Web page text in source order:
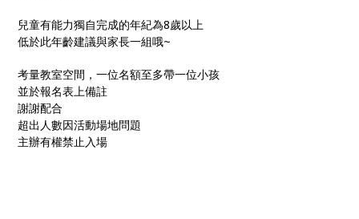
兒童有能力獨自完成的年紀為8歲以上
低於此年齡建議與家長一組哦~
考量教室空間，一位名額至多帶一位小孩
並於報名表上備註
謝謝配合
超出人數因活動場地問題
主辦有權禁止入場